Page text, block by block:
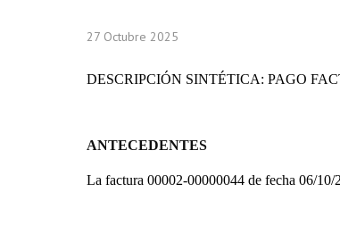
27 Octubre 2025
DESCRIPCIÓN SINTÉTICA: PAGO
ANTECEDENTES
La factura 00002-00000044 de fecha 06/10/